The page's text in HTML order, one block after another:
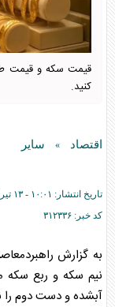
کنید.
اقتصاد » سایر
تاریخ انتشار: ۱۰:۰۱ - ۱۳ تير ۱۴۰۵ -
کد خبر: ۳۱۲۳۳۶
به گزارش
نیم سکه و ربع سکه
آبشده و دست دوم را